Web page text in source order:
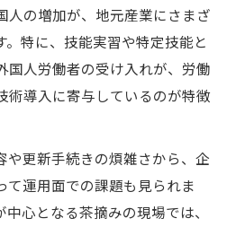
が語る牧之原市での生活の
デー経験と在留資格の活用
る牧之原市の就労・生活の
増える背景には何があるか
人の増加が、地元産業にさまざ
。特に、技能実習や特定技能と
国人労働者の受け入れが、労働
術導入に寄与しているのが特徴
や更新手続きの煩雑さから、企
て運用面での課題も見られま
心となる茶摘みの現場では、